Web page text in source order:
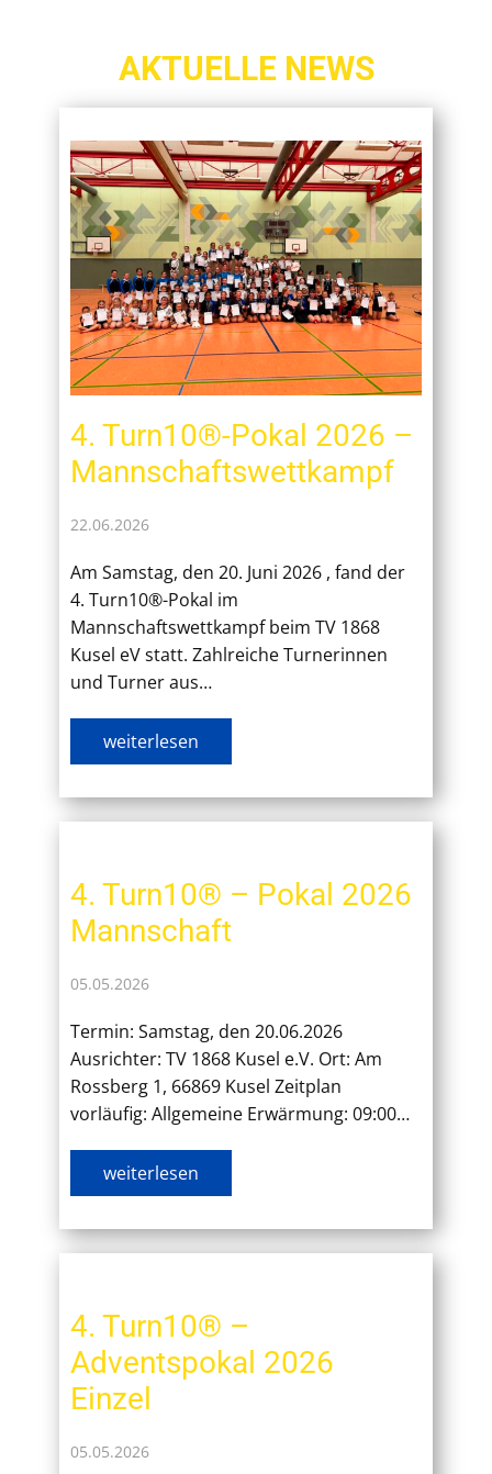
AKTUELLE NEWS
4. Turn10®-Pokal 2026 –
Mannschaftswettkampf
22.06.2026
Am Samstag, den 20. Juni 2026 , fand der
4. Turn10®-Pokal im
Mannschaftswettkampf beim TV 1868
Kusel eV statt. Zahlreiche Turnerinnen
und Turner aus…
weiterlesen
4. Turn10® – Pokal 2026
Mannschaft
05.05.2026
Termin: Samstag, den 20.06.2026
Ausrichter: TV 1868 Kusel e.V. Ort: Am
Rossberg 1, 66869 Kusel Zeitplan
vorläufig: Allgemeine Erwärmung: 09:00…
weiterlesen
4. Turn10® –
Adventspokal 2026
Einzel
05.05.2026